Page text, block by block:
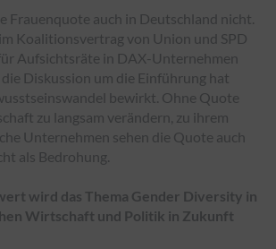
Frauenquote auch in Deutschland nicht.
Koalitionsvertrag von Union und SPD
Aufsichtsräte in DAX-Unternehmen
Diskussion um die Einführung hat
bewirkt. Ohne Quote
zu langsam verändern, zu ihrem
Unternehmen sehen die Quote auch
als Bedrohung.
wird das Thema Gender Diversity in
Wirtschaft und Politik in Zukunft